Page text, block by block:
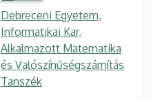
Debreceni Egyetem,
Informatikai Kar,
Alkalmazott Matematika
és Valószínűségszámítás
Tanszék